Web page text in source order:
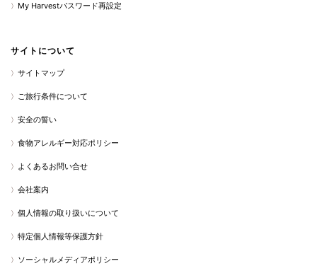
My Harvestパスワード再設定
サイトについて
サイトマップ
ご旅行条件について
安全の誓い
食物アレルギー対応ポリシー
よくあるお問い合せ
会社案内
個人情報の取り扱いについて
特定個人情報等保護方針
ソーシャルメディアポリシー